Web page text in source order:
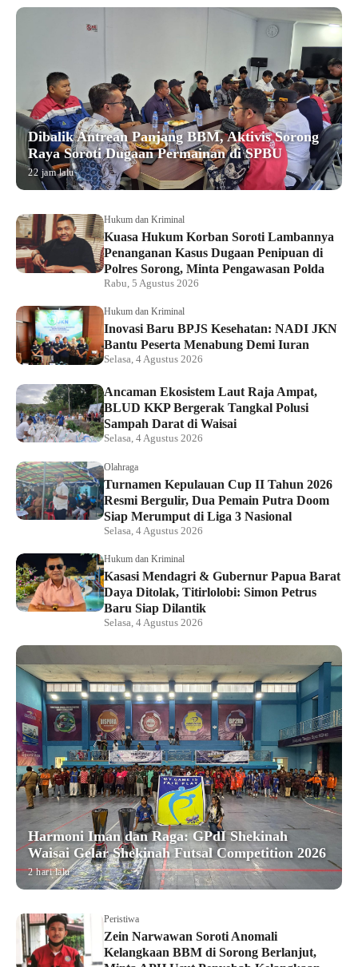
Dibalik Antrean Panjang BBM, Aktivis Sorong
Raya Soroti Dugaan Permainan di SPBU
22 jam lalu
Hukum dan Kriminal
Kuasa Hukum Korban Soroti Lambannya
Penanganan Kasus Dugaan Penipuan di
Polres Sorong, Minta Pengawasan Polda
Rabu, 5 Agustus 2026
Hukum dan Kriminal
Inovasi Baru BPJS Kesehatan: NADI JKN
Bantu Peserta Menabung Demi Iuran
Selasa, 4 Agustus 2026
Ancaman Ekosistem Laut Raja Ampat,
BLUD KKP Bergerak Tangkal Polusi
Sampah Darat di Waisai
Selasa, 4 Agustus 2026
Olahraga
Turnamen Kepulauan Cup II Tahun 2026
Resmi Bergulir, Dua Pemain Putra Doom
Siap Merumput di Liga 3 Nasional
Selasa, 4 Agustus 2026
Hukum dan Kriminal
Kasasi Mendagri & Gubernur Papua Barat
Daya Ditolak, Titirlolobi: Simon Petrus
Baru Siap Dilantik
Selasa, 4 Agustus 2026
Harmoni Iman dan Raga: GPdI Shekinah
Waisai Gelar Shekinah Futsal Competition 2026
2 hari lalu
Peristiwa
Zein Narwawan Soroti Anomali
Kelangkaan BBM di Sorong Berlanjut,